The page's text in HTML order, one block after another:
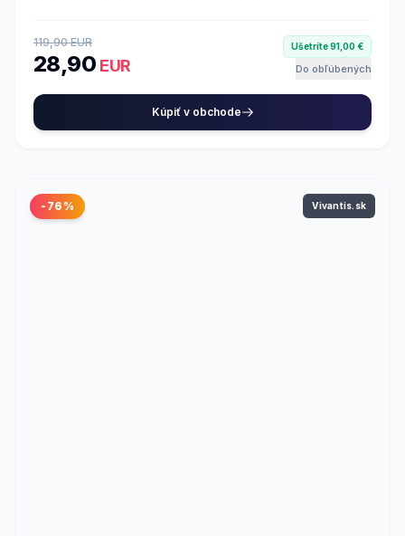
119,90 EUR
28,90 EUR
Ušetríte 91,00 €
Do obľúbených
Kúpiť v obchode
-76% Vivantis.sk